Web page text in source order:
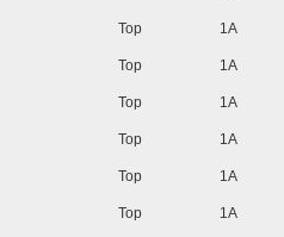
Top 1A
Top 1A
Top 1A
Top 1A
Top 1A
Top 1A